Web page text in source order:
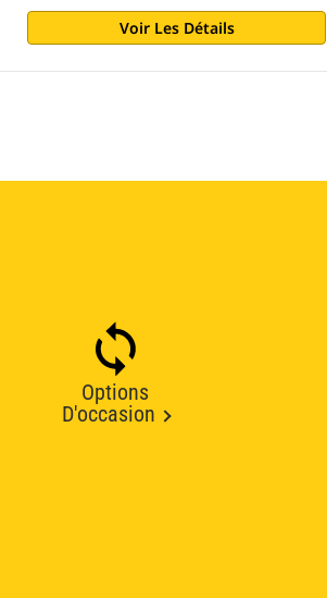
Voir Les Détails
Options
D'occasion